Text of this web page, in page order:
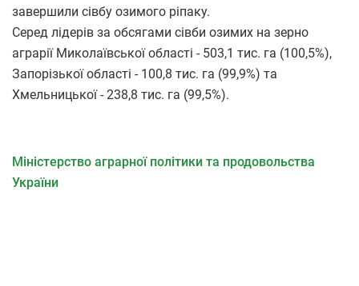
завершили сівбу озимого ріпаку.
Серед лідерів за обсягами сівби озимих на зерно
аграрії Миколаївської області - 503,1 тис. га (100,5%),
Запорізької області - 100,8 тис. га (99,9%) та
Хмельницької - 238,8 тис. га (99,5%).
Міністерство аграрної політики та продовольства
України